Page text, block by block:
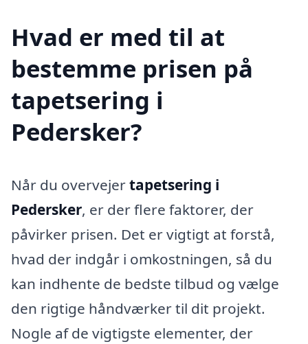
Hvad er med til at
bestemme prisen på
tapetsering i
Pedersker?
Når du overvejertapetsering i
Pedersker, er der flere faktorer, der
påvirker prisen. Det er vigtigt at forstå,
hvad der indgår i omkostningen, så du
kan indhente de bedste tilbud og vælge
den rigtige håndværker til dit projekt.
Nogle af de vigtigste elementer, der